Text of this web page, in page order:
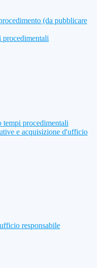
(da pubblicare
tempi procedimentali
e acquisizione d'ufficio
responsabile